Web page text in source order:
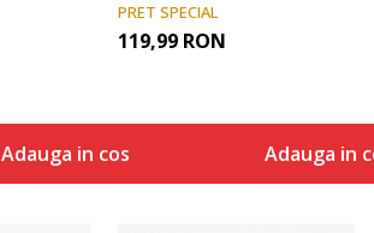
Adauga in cos
PRET SPECIAL
119,99 RON
Adauga in